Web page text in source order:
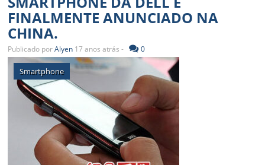
FINALMENTE ANUNCIADO NA
CHINA.
Publicado porAlyen 17 anos atrás - 0
Smartphone